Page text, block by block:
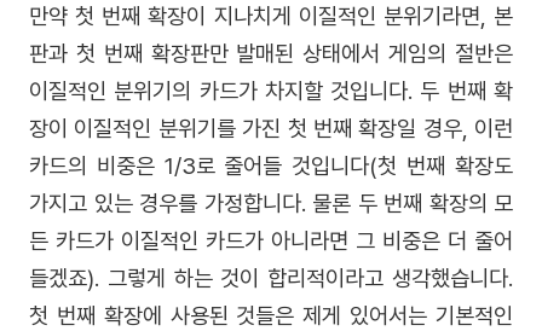
만약 첫 번째 확장이 지나치게 이질적인 분위기라면, 본
판과 첫 번째 확장판만 발매된 상태에서 게임의 절반은
이질적인 분위기의 카드가 차지할 것입니다. 두 번째 확
장이 이질적인 분위기를 가진 첫 번째 확장일 경우, 이런
카드의 비중은 1/3로 줄어들 것입니다(첫 번째 확장도
가지고 있는 경우를 가정합니다. 물론 두 번째 확장의 모
든 카드가 이질적인 카드가 아니라면 그 비중은 더 줄어
들겠죠). 그렇게 하는 것이 합리적이라고 생각했습니다.
첫 번째 확장에 사용된 것들은 제게 있어서는 기본적인